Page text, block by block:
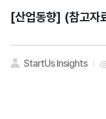
[산업동향] (참고
StartUs Insights